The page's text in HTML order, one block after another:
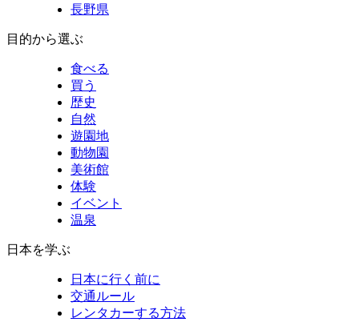
長野県
目的から選ぶ
食べる
買う
歴史
自然
遊園地
動物園
美術館
体験
イベント
温泉
日本を学ぶ
日本に行く前に
交通ルール
レンタカーする方法